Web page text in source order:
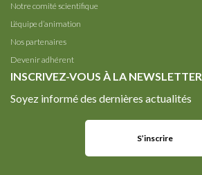
Notre comité scientifique
L’équipe d’animation
Nos partenaires
Devenir adhérent
INSCRIVEZ-VOUS À LA NEWSLETTER
Soyez informé des dernières actualités
S’inscrire